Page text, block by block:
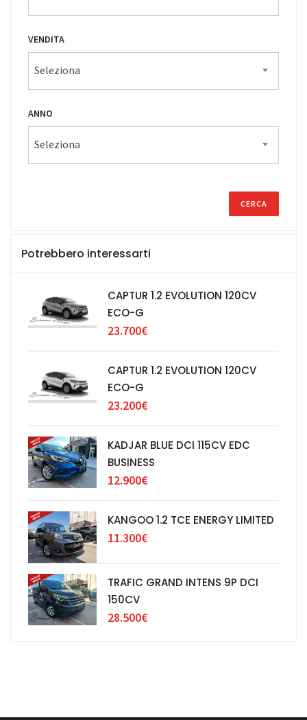
VENDITA
Seleziona
ANNO
Seleziona
Potrebbero interessarti
CAPTUR 1.2 EVOLUTION 120CV
ECO-G
23.700€
CAPTUR 1.2 EVOLUTION 120CV
ECO-G
23.200€
KADJAR BLUE DCI 115CV EDC
BUSINESS
12.900€
KANGOO 1.2 TCE ENERGY LIMITED
11.300€
TRAFIC GRAND INTENS 9P DCI
150CV
28.500€